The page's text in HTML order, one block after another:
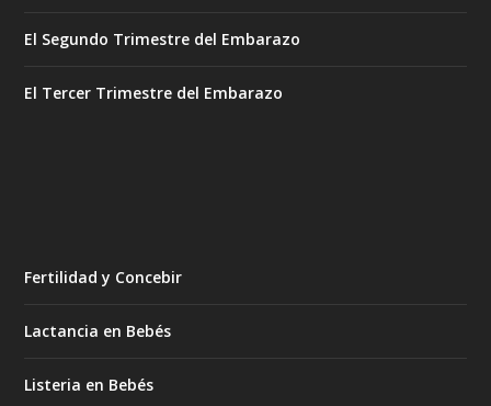
El Segundo Trimestre del Embarazo
El Tercer Trimestre del Embarazo
Fertilidad y Concebir
Lactancia en Bebés
Listeria en Bebés